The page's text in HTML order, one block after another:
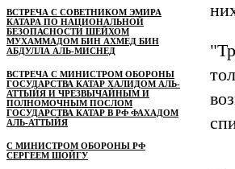
ВСТРЕЧА С СОВЕТНИКОМ ЭМИРА
КАТАРА ПО НАЦИОНАЛЬНОЙ
БЕЗОПАСНОСТИ ШЕЙХОМ
МУХАММАДОМ БИН АХМЕД БИН
АБДУЛЛА АЛЬ-МИСНЕД
ВСТРЕЧА С МИНИСТРОМ ОБОРОНЫ
ГОСУДАРСТВА КАТАР ХАЛИДОМ АЛЬ-
АТТЫЙЯ И ЧРЕЗВЫЧАЙНЫМ И
ПОЛНОМОЧНЫМ ПОСЛОМ
ГОСУДАРСТВА КАТАР В РФ ФАХАДОМ
АЛЬ-АТТЫЙЯ
С МИНИСТРОМ ОБОРОНЫ РФ
СЕРГЕЕМ ШОЙГУ